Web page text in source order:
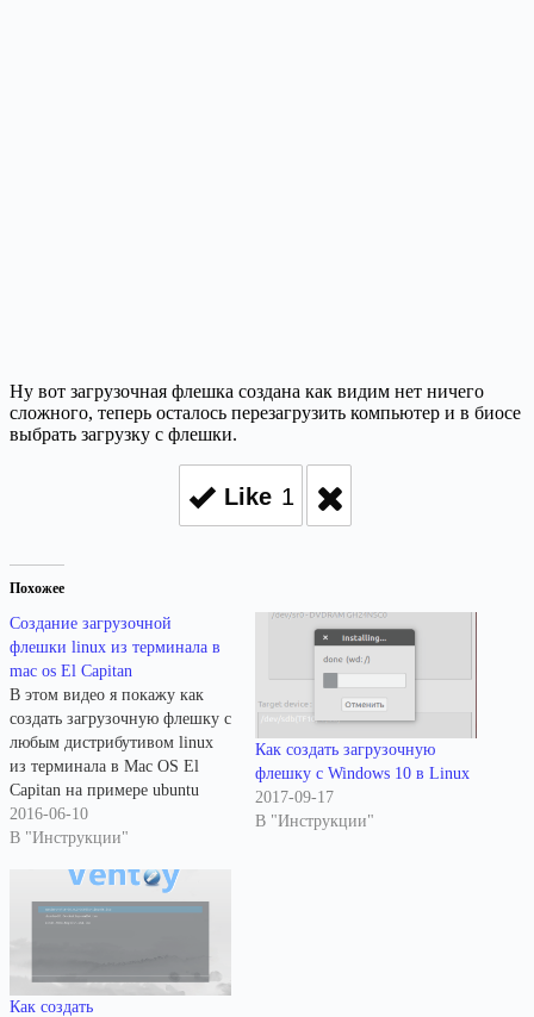
Ну вот загрузочная флешка создана как видим нет ничего
сложного, теперь осталось перезагрузить компьютер и в биосе
выбрать загрузку с флешки.
Like 1
Похожее
Создание загрузочной
флешки linux из терминала в
mac os El Capitan
В этом видео я покажу как
создать загрузочную флешку с
любым дистрибутивом linux
из терминала в Mac OS El
Capitan на примере ubuntu
gnome 16.04. Если по каким-
то причинам у Вас нету
linux, то загрузочную флешку
можно создать и в Mac Os
2016-06-10
В "Инструкции"
Как создать загрузочную
флешку с Windows 10 в Linux
2017-09-17
В "Инструкции"
Как создать